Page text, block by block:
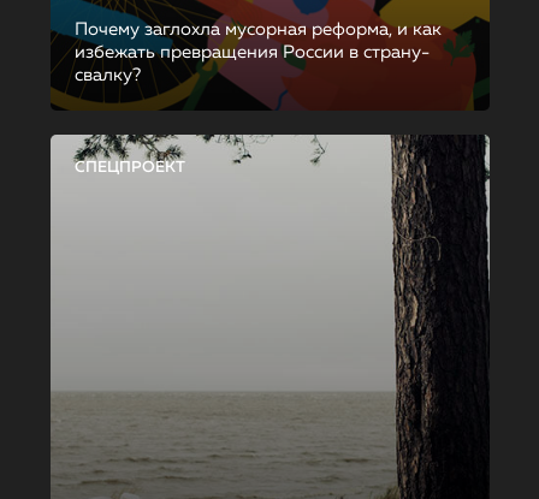
Почему заглохла мусорная реформа, и как
избежать превращения России в страну-
свалку?
СПЕЦПРОЕКТ